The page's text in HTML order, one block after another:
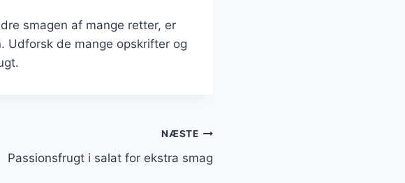
smagen af mange retter, er
Udforsk de mange opskrifter og
NÆSTE
Passionsfrugt i salat for ekstra smag